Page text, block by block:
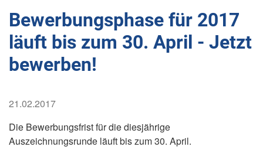
Bewerbungsphase für 2017
läuft bis zum 30. April - Jetzt
bewerben!
21.02.2017
Die Bewerbungsfrist für die diesjährige
Auszeichnungsrunde läuft bis zum 30. April.